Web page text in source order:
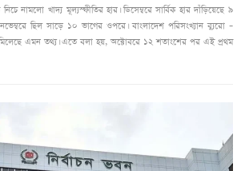
নামলো খাদ্য মূল্যস্ফীতির হার। ডিসেম্বরে সার্বিক হার দাঁড়িয়েছে ৯
ছিল সাড়ে ১০ ভাগের ওপরে। বাংলাদেশ পরিসংখ্যান ব্যুরো –
এমন তথ্য। এতে বলা হয়, অক্টোবরে ১২ শতাংশের পর এই প্রথম